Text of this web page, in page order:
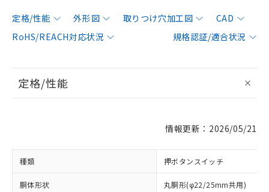
定格/性能 外形図 取りつけ穴加工図
CAD
RoHS/REACH対応状況
規格認証/適合状況
定格/性能
情報更新：2026/05/21
種類 押ボタンスイッチ
胴体形状 丸胴形(φ22/25mm共用)